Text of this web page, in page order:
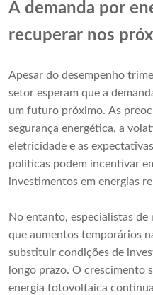
A demanda por
recuperar nos
Apesar do desempenho
setor esperam que a
um futuro próximo. As
segurança energética, a
eletricidade e as
políticas podem incentivar
investimentos em energias
No entanto, especialistas
que aumentos temporários
substituir condições de
longo prazo. O crescimento
energia fotovoltaica